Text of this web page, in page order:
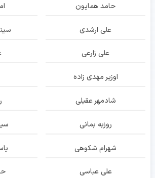
حامد همایون
علی ارشدی
علی زارعی
اوزیر مهدی زاده
شادمهر عقیلی
روزبه بمانی
شهرام شکوهی
علی عباسی